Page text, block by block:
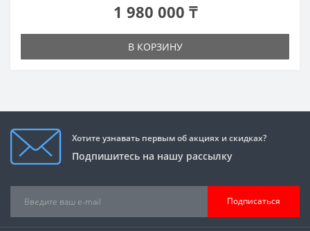
1 980 000 ₸
В КОРЗИНУ
Хотите узнавать первым об акциях и скидках?
Подпишитесь на нашу рассылку
Подписаться